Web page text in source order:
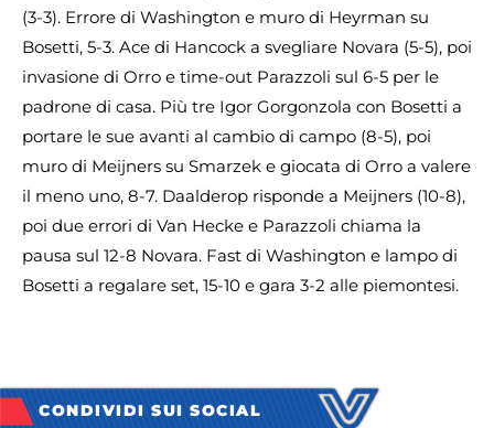
(3-3). Errore di Washington e muro di Heyrman su
Bosetti, 5-3. Ace di Hancock a svegliare Novara (5-5), poi
invasione di Orro e time-out Parazzoli sul 6-5 per le
padrone di casa. Più tre Igor Gorgonzola con Bosetti a
portare le sue avanti al cambio di campo (8-5), poi
muro di Meijners su Smarzek e giocata di Orro a valere
il meno uno, 8-7. Daalderop risponde a Meijners (10-8),
poi due errori di Van Hecke e Parazzoli chiama la
pausa sul 12-8 Novara. Fast di Washington e lampo di
Bosetti a regalare set, 15-10 e gara 3-2 alle piemontesi.
CONDIVIDI SUI SOCIAL